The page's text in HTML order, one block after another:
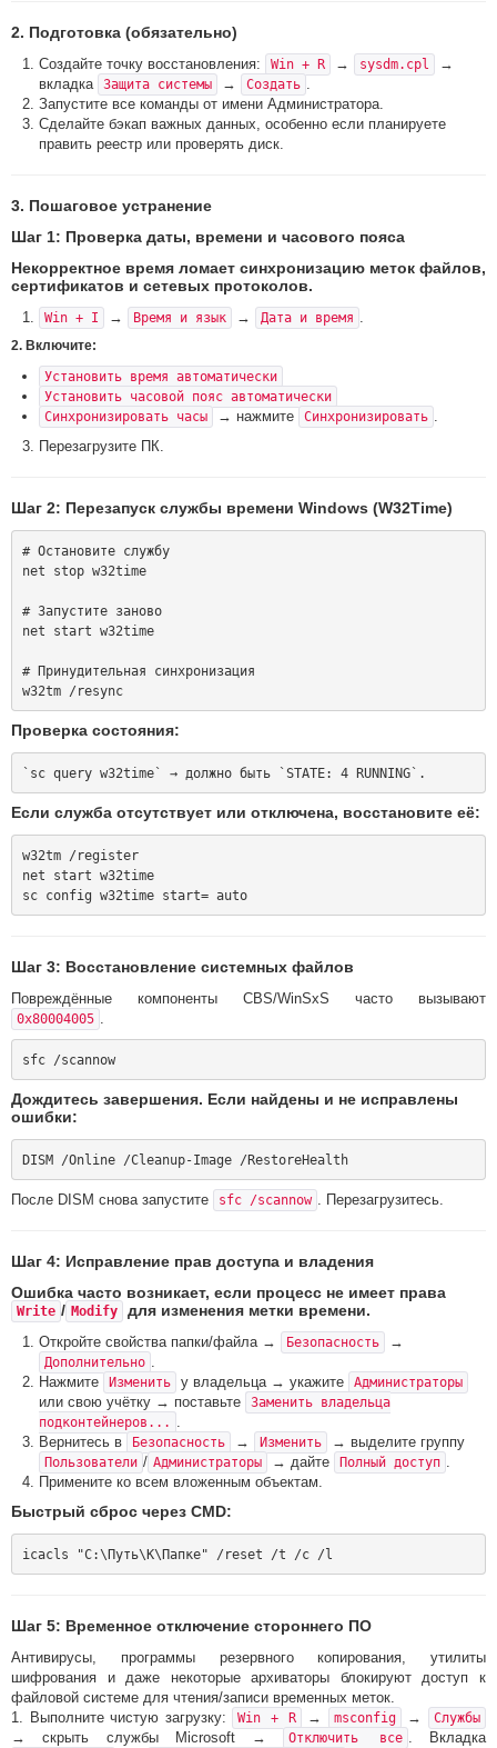
2. Подготовка (обязательно)
Создайте точку восстановления: Win + R → sysdm.cpl
→
вкладка Защита системы → Создать .
Запустите все команды от имени Администратора.
Сделайте бэкап важных данных, особенно если планируете
править реестр или проверять диск.
3. Пошаговое устранение
Шаг 1: Проверка даты, времени и часового пояса
Некорректное время ломает синхронизацию меток файлов,
сертификатов и сетевых протоколов.
Win + I → Время и язык → Дата и время .
2. Включите:
Установить время автоматически
Установить часовой пояс автоматически
Синхронизировать часы
→ нажмите Синхронизировать .
Перезагрузите ПК.
Шаг 2: Перезапуск службы времени Windows (W32Time)
# Остановите службу
net stop w32time
# Запустите заново
net start w32time
# Принудительная синхронизация
w32tm /resync
Проверка состояния:
Если служба отсутствует или отключена, восстановите её:
w32tm /register
net start w32time
sc config w32time start= auto
Шаг 3: Восстановление системных файлов
Повреждённые компоненты CBS/WinSxS часто вызывают
0x80004005 .
sfc /scannow
Дождитесь завершения. Если найдены и не исправлены
ошибки:
DISM /Online /Cleanup-Image /RestoreHealth
После DISM снова запустите sfc /scannow . Перезагрузитесь.
Шаг 4: Исправление прав доступа и владения
Ошибка часто возникает, если процесс не имеет права
Write / Modify для изменения метки времени.
Откройте свойства папки/файла → Безопасность →
Дополнительно .
Нажмите
Изменить у владельца → укажите Администраторы
или свою учётку → поставьте
Заменить владельца
подконтейнеров... .
Вернитесь в
Безопасность → Изменить → выделите группу
Пользователи / Администраторы → дайте Полный доступ .
Примените ко всем вложенным объектам.
Быстрый сброс через CMD:
Шаг 5: Временное отключение стороннего ПО
Антивирусы, программы резервного копирования, утилиты
шифрования и даже некоторые архиваторы блокируют доступ к
файловой системе для чтения/записи временных меток.
1. Выполните чистую загрузку:
Win + R → msconfig → Службы
→ скрыть службы Microsoft → Отключить все . Вкладка